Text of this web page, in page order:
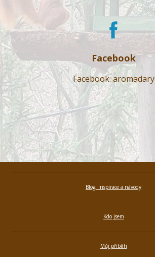
Facebook
Facebook: aromadary
Blog, inspirace a návody
Kdo jsem
Můj příběh